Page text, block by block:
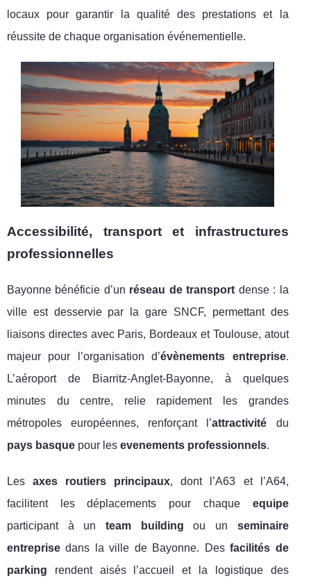
locaux pour garantir la qualité des prestations et la
réussite de chaque organisation événementielle.
Accessibilité, transport et infrastructures
professionnelles
Bayonne bénéficie d’un réseau de transport dense : la
ville est desservie par la gare SNCF, permettant des
liaisons directes avec Paris, Bordeaux et Toulouse, atout
majeur pour l’organisation d’évènements entreprise.
L’aéroport de Biarritz-Anglet-Bayonne, à quelques
minutes du centre, relie rapidement les grandes
métropoles européennes, renforçant l’attractivité du
pays basque pour les evenements professionnels.
Lesaxes routiers principaux, dont l’A63 et l’A64,
facilitent les déplacements pour chaque equipe
participant à un team building ou un seminaire
entreprise dans la ville de Bayonne. Desfacilités de
parking rendent aisés l’accueil et la logistique des